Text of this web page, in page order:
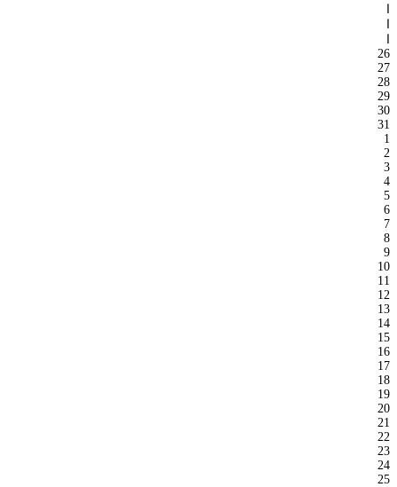
26
27
28
29
30
31
1
2
3
4
5
6
7
8
9
10
11
12
13
14
15
16
17
18
19
20
21
22
23
24
25